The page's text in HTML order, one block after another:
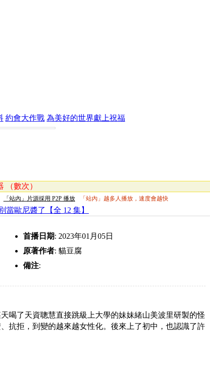
約會大作戰 為美好的世界獻上祝福
（數次）
「站內」片源採用 P2P 播放 「站內」越多人播放，速度會越快
當歐尼醬了【全 12 集】
首播日期: 2023年01月05日
原著作者: 貓豆腐
備注:
喝了天資聰慧直接跳級上大學的妹妹緒山美波里研製的怪
抗拒，到變的越來越女性化。後來上了初中，也認識了許